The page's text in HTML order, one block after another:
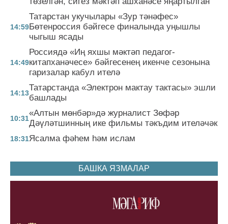
14:59
Татарстан укучылары «Зур тәнәфес»
Бөтенроссия бәйгесе финалында уңышлы
чыгыш ясады
14:49
Россиядә «Иң яхшы мәктәп педагог-
китапханәчесе» бәйгесенең икенче сезонына
гаризалар кабул ителә
14:13
Татарстанда «Электрон мактау тактасы» эшли
башлады
10:31
«Алтын мөнбәр»дә журналист Зөфәр
Дәүләтшинның ике фильмы тәкъдим ителәчәк
18:31Ясалма фәһем һәм ислам
БАШКА ЯЗМАЛАР